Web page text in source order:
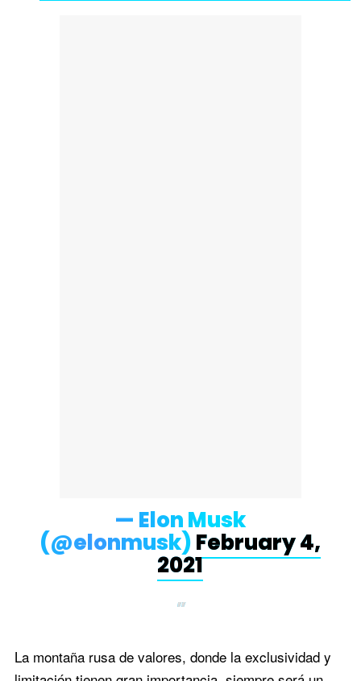
— Elon Musk
(@elonmusk)February 4,
2021
La montaña rusa de valores, donde la exclusividad y